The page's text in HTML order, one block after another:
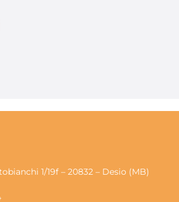
1/19f – 20832 – Desio (MB)